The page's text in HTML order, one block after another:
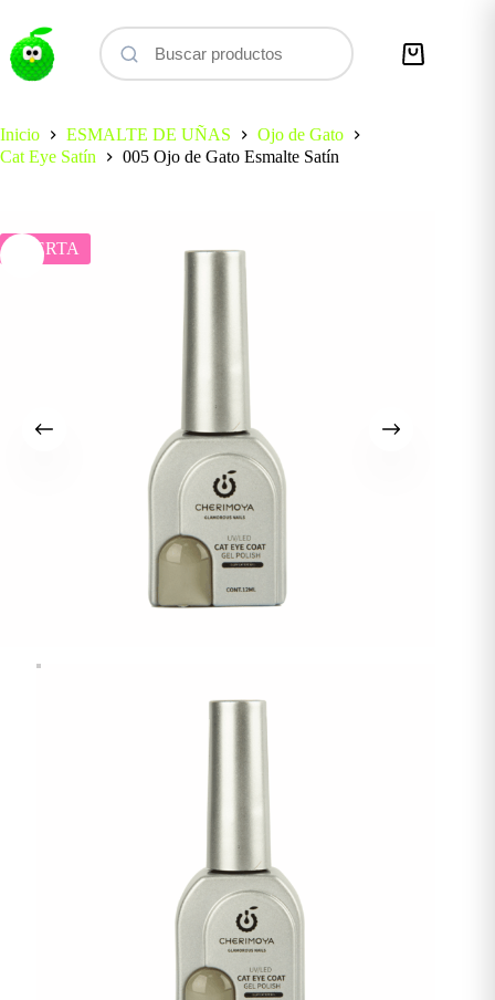
contenido
Carro
Inicio
ESMALTE DE UÑAS
Ojo de Gato
Cat Eye Satín
005 Ojo de Gato Esmalte Satín
OFERTA